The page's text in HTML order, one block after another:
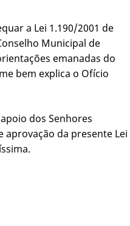
a Lei 1.190/2001 de
Municipal de
emanadas do
bem explica o Ofício
dos Senhores
aprovação da presente Lei